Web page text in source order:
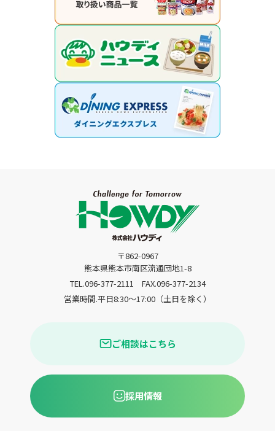
〒862-0967
熊本県熊本市南区流通団地1-8
TEL.096-377-2111
FAX.096-377-2134
営業時間.平日8:30〜17:00（土日を除く）
ご相談はこちら
採用情報